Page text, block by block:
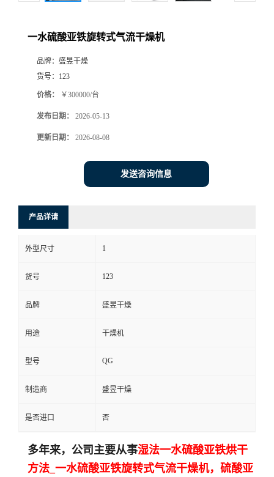
一水硫酸亚铁旋转式气流干燥机
品牌： 盛昱干燥
货号： 123
价格： ￥300000/台
发布日期： 2026-05-13
更新日期： 2026-08-08
发送咨询信息
产品详请
外型尺寸 1
货号 123
品牌 盛昱干燥
用途 干燥机
型号 QG
制造商 盛昱干燥
是否进口 否
多年来，公司主要从事湿法一水硫酸亚铁烘干
方法_ 一水硫酸亚铁旋转式气流干燥机， 硫酸亚